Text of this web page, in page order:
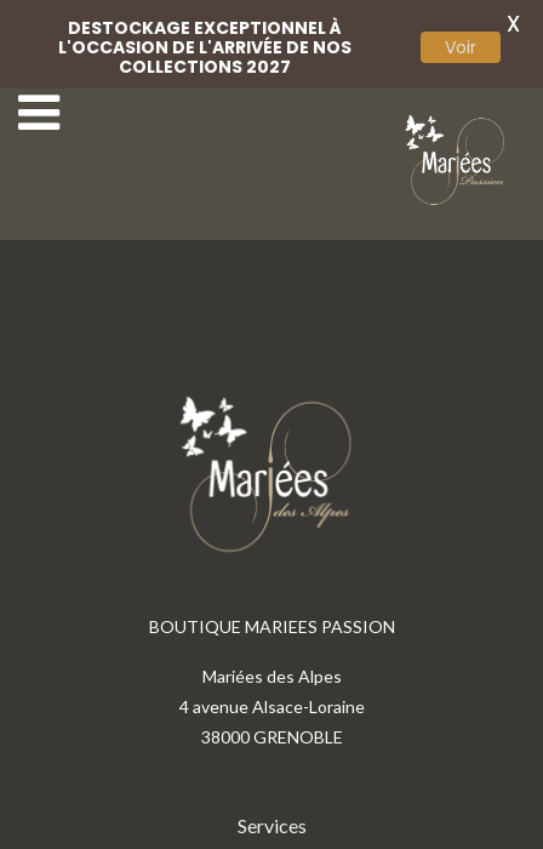
10-Miss Marieés 12-Miss Marieés
BOUTIQUE MARIEES PASSION
Mariées des Alpes
4 avenue Alsace-Loraine
38000 GRENOBLE
Services
DESTOCKAGE EXCEPTIONNEL À
L'OCCASION DE L'ARRIVÉE DE NOS
COLLECTIONS 2027
Voir
X